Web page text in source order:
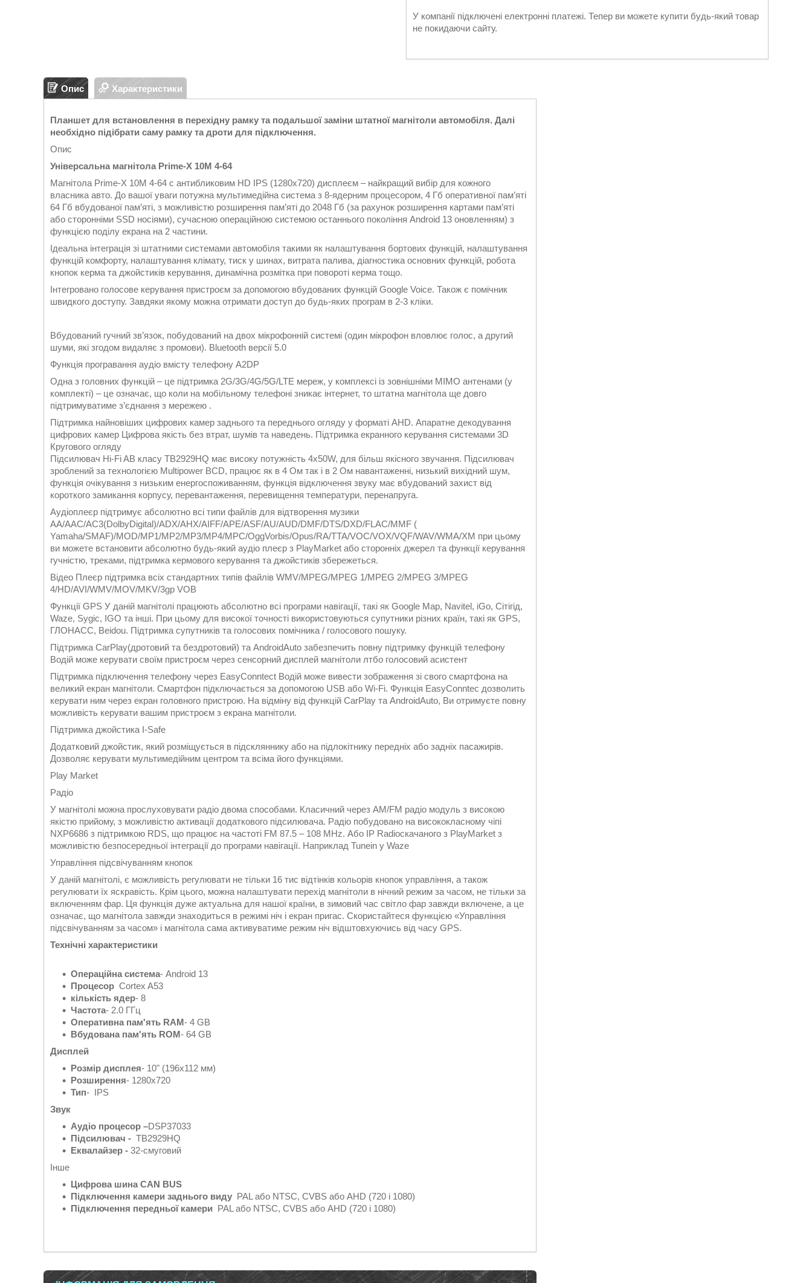
У компанії підключені електронні платежі. Тепер ви можете купити будь-який товар
не покидаючи сайту.
Опис Характеристики
Планшет для встановлення в перехідну рамку та подальшої заміни штатної магнітоли автомобіля. Далі
необхідно підібрати саму рамку та дроти для підключення.
Опис
Універсальна магнітола Prime-X 10M 4-64
Магнітола Prime-X 10M 4-64 c антибликовим HD IPS (1280x720) дисплеєм – найкращий вибір для кожного
власника авто. До вашої уваги потужна мультимедійна система з 8-ядерним процесором, 4 Гб оперативної пам’яті
64 Гб вбудованої пам’яті, з можливістю розширення пам’яті до 2048 Гб (за рахунок розширення картами пам’яті
або сторонніми SSD носіями), сучасною операційною системою останнього покоління Android 13 оновленням) з
функцією поділу екрана на 2 частини.
Ідеальна інтеграція зі штатними системами автомобіля такими як налаштування бортових функцій, налаштування
функцій комфорту, налаштування клімату, тиск у шинах, витрата палива, діагностика основних функцій, робота
кнопок керма та джойстиків керування, динамічна розмітка при повороті керма тощо.
Інтегровано голосове керування пристроєм за допомогою вбудованих функцій Google Voice. Також є помічник
швидкого доступу. Завдяки якому можна отримати доступ до будь-яких програм в 2-3 кліки.
Вбудований гучний зв’язок, побудований на двох мікрофонній системі (один мікрофон вловлює голос, а другий
шуми, які згодом видаляє з промови). Bluetooth версії 5.0
Функція програвання аудіо вмісту телефону A2DP
Одна з головних функцій – це підтримка 2G/3G/4G/5G/LTE мереж, у комплексі із зовнішніми MIMO антенами (у
комплекті) – це означає, що коли на мобільному телефоні зникає інтернет, то штатна магнітола ще довго
підтримуватиме з’єднання з мережею .
Підтримка найновіших цифрових камер заднього та переднього огляду у форматі AHD. Апаратне декодування
цифрових камер Цифрова якість без втрат, шумів та наведень. Підтримка екранного керування системами 3D
Кругового огляду
Підсилювач Hi-Fi AB класу TB2929HQ має високу потужність 4х50W, для більш якісного звучання. Підсилювач
зроблений за технологією Multipower BCD, працює як в 4 Ом так і в 2 Ом навантаженні, низький вихідний шум,
функція очікування з низьким енергоспоживанням, функція відключення звуку має вбудований захист від
короткого замикання корпусу, перевантаження, перевищення температури, перенапруга.
Аудіоплеєр підтримує абсолютно всі типи файлів для відтворення музики
AA/AAC/AC3(DolbyDigital)/ADX/AHX/AIFF/APE/ASF/AU/AUD/DMF/DTS/DXD/FLAC/MMF (
Yamaha/SMAF)/MOD/MP1/MP2/MP3/MP4/MPC/OggVorbis/Opus/RA/TTA/VOC/VOX/VQF/WAV/WMA/XM при цьому
ви можете встановити абсолютно будь-який аудіо плеєр з PlayMarket або сторонніх джерел та функції керування
гучністю, треками, підтримка кермового керування та джойстиків збережеться.
Відео Плеєр підтримка всіх стандартних типів файлів WMV/MPEG/MPEG 1/MPEG 2/MPEG 3/MPEG
4/HD/AVI/WMV/MOV/MKV/3gp VOB
Функції GPS У даній магнітолі працюють абсолютно всі програми навігації, такі як Google Map, Navitel, iGo, Сітігід,
Waze, Sygic, IGO та інші. При цьому для високої точності використовуються супутники різних країн, такі як GPS,
ГЛОНАСС, Beidou. Підтримка супутників та голосових помічника / голосового пошуку.
Підтримка CarPlay(дротовий та бездротовий) та AndroidAuto забезпечить повну підтримку функцій телефону
Водій може керувати своїм пристроєм через сенсорний дисплей магнітоли лтбо голосовий асистент
Підтримка підключення телефону через EasyConntect Водій може вивести зображення зі свого смартфона на
великий екран магнітоли. Смартфон підключається за допомогою USB або Wi-Fi. Функція EasyConntec дозволить
керувати ним через екран головного пристрою. На відміну від функцій CarPlay та AndroidAuto, Ви отримуєте повну
можливість керувати вашим пристроєм з екрана магнітоли.
Підтримка джойстика I-Safe
Додатковий джойстик, який розміщується в підскляннику або на підлокітнику передніх або задніх пасажирів.
Дозволяє керувати мультимедійним центром та всіма його функціями.
Play Market
Радіо
У магнітолі можна прослуховувати радіо двома способами. Класичний через AM/FM радіо модуль з високою
якістю прийому, з можливістю активації додаткового підсилювача. Радіо побудовано на висококласному чіпі
NXP6686 з підтримкою RDS, що працює на частоті FM 87.5 – 108 MHz. Або IP Radioскачаного з PlayMarket з
можливістю безпосередньої інтеграції до програми навігації. Наприклад Tunein у Waze
Управління підсвічуванням кнопок
У даній магнітолі, є можливість регулювати не тільки 16 тис відтінків кольорів кнопок управління, а також
регулювати їх яскравість. Крім цього, можна налаштувати перехід магнітоли в нічний режим за часом, не тільки за
включенням фар. Ця функція дуже актуальна для нашої країни, в зимовий час світло фар завжди включене, а це
означає, що магнітола завжди знаходиться в режимі ніч і екран пригас. Скористайтеся функцією «Управління
підсвічуванням за часом» і магнітола сама активуватиме режим ніч відштовхуючись від часу GPS.
Технічні характеристики
Операційна система- Android 13
Процесор Cortex A53
кількість ядер- 8
Частота- 2.0 ГГц
Оперативна пам'ять RAM- 4 GB
Вбудована пам'ять ROM- 64 GB
Дисплей
Розмір дисплея- 10" (196х112 мм)
Розширення- 1280x720
Тип- IPS
Звук
Аудіо процесор –DSP37033
Підсилювач - TB2929HQ
Еквалайзер - 32-смуговий
Інше
Цифрова шина CAN BUS
Підключення камери заднього виду PAL або NTSC, CVBS або AHD (720 і 1080)
Підключення передньої камери PAL або NTSC, CVBS або AHD (720 і 1080)